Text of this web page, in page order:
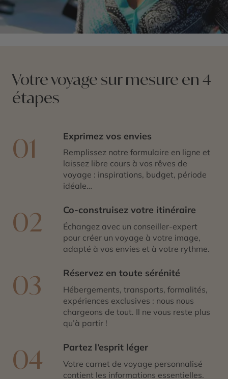
Votre voyage sur mesure en 4
étapes
01 Exprimez vos envies
Remplissez notre formulaire en ligne et
laissez libre cours à vos rêves de
voyage : inspirations, budget, période
idéale…
02 Co-construisez votre itinéraire
Échangez avec un conseiller-expert
pour créer un voyage à votre image,
adapté à vos envies et à votre rythme.
03 Réservez en toute sérénité
Hébergements, transports, formalités,
expériences exclusives : nous nous
chargeons de tout. Il ne vous reste plus
qu’à partir !
04 Partez l’esprit léger
Votre carnet de voyage personnalisé
contient les informations essentielles.